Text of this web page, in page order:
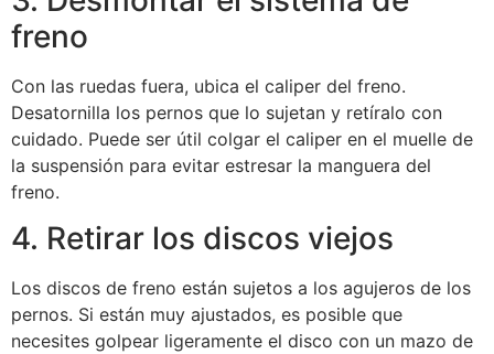
freno
Con las ruedas fuera, ubica el caliper del freno.
Desatornilla los pernos que lo sujetan y retíralo con
cuidado. Puede ser útil colgar el caliper en el muelle de
la suspensión para evitar estresar la manguera del
freno.
4. Retirar los discos viejos
Los discos de freno están sujetos a los agujeros de los
pernos. Si están muy ajustados, es posible que
necesites golpear ligeramente el disco con un mazo de